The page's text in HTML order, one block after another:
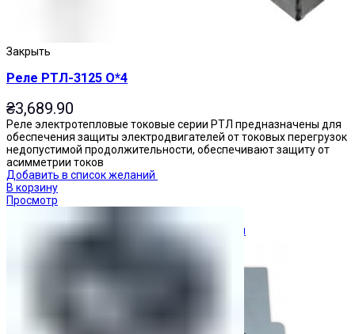
Ограничители перенапряжения
Закрыть
Реле РТЛ-3125 О*4
₴3,689.90
Реле электротепловые токовые серии РТЛ предназначены для
обеспечения защиты электродвигателей от токовых перегрузок
недопустимой продолжительности, обеспечивают защиту от
асимметрии токов
Добавить в список желаний
В корзину
Просмотр